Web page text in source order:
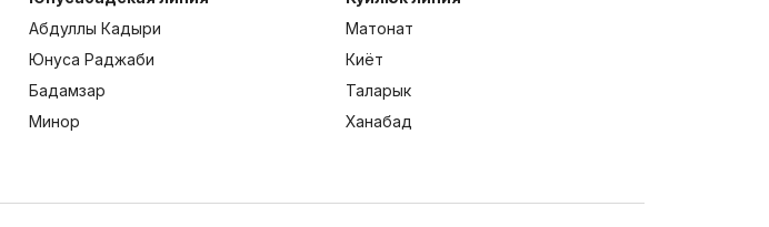
Абдуллы Кадыри
Юнуса Раджаби
Бадамзар
Минор
Матонат
Киёт
Таларык
Ханабад